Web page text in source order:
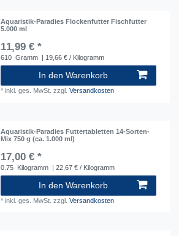
Aquaristik-Paradies Flockenfutter Fischfutter
5.000 ml
11,99 € *
610 Gramm | 19,66 € / Kilogramm
In den Warenkorb
*inkl. ges. MwSt. zzgl.Versandkosten
Aquaristik-Paradies Futtertabletten 14-Sorten-
Mix 750 g (ca. 1.000 ml)
17,00 € *
0.75 Kilogramm | 22,67 € / Kilogramm
In den Warenkorb
*inkl. ges. MwSt. zzgl.Versandkosten